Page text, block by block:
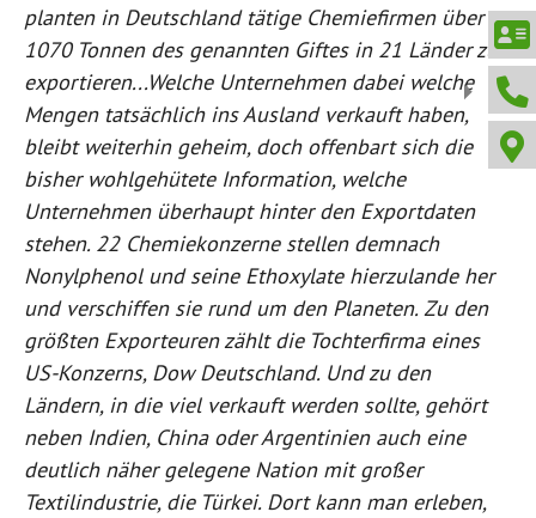
planten in Deutschland tätige Chemiefirmen über
1070 Tonnen des genannten Giftes in 21 Länder zu
exportieren...Welche Unternehmen dabei welche
Mengen tatsächlich ins Ausland verkauft haben,
bleibt weiterhin geheim, doch offenbart sich die
bisher wohlgehütete Information, welche
Unternehmen überhaupt hinter den Exportdaten
stehen. 22 Chemiekonzerne stellen demnach
Nonylphenol und seine Ethoxylate hierzulande her
und verschiffen sie rund um den Planeten. Zu den
größten Exporteuren zählt die Tochterfirma eines
US-Konzerns, Dow Deutschland. Und zu den
Ländern, in die viel verkauft werden sollte, gehört
neben Indien, China oder Argentinien auch eine
deutlich näher gelegene Nation mit großer
Textilindustrie, die Türkei. Dort kann man erleben,